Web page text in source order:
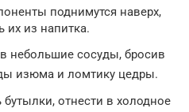
поднимутся наверх,
их из напитка.
небольшие сосуды, бросив
изюма и ломтику цедры.
бутылки, отнести в холодное